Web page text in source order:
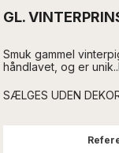
GL.
Smuk gammel
håndlavet, og er
SÆLGES UDEN